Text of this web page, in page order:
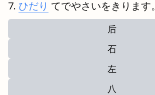
ひだり てでやさいをきります。
后
石
左
八